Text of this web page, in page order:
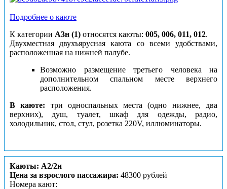
Подробнее о каюте
К категории А3н (1) относятся каюты: 005, 006, 011, 012.
Двухместная двухъярусная каюта со всеми удобствами,
расположенная на нижней палубе.
Возможно размещение третьего человека на
дополнительном спальном месте верхнего
расположения.
В каюте: три односпальных места (одно нижнее, два
верхних), душ, туалет, шкаф для одежды, радио,
холодильник, стол, стул, розетка 220V, иллюминаторы.
Каюты: А2/2н
Цена за взрослого пассажира: 48300 рублей
Номера кают: